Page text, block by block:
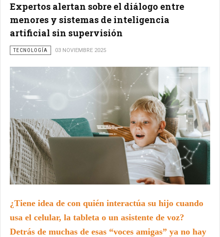
Expertos alertan sobre el diálogo entre
menores y sistemas de inteligencia
artificial sin supervisión
TECNOLOGÍA 03 NOVIEMBRE 2025
¿Tiene idea de con quién interactúa su hijo cuando
usa el celular, la tableta o un asistente de voz?
Detrás de muchas de esas “voces amigas” ya no hay